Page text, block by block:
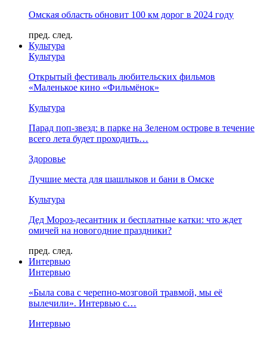
Омская область обновит 100 км дорог в 2024 году
пред. след.
Культура
Культура
Открытый фестиваль любительских фильмов
«Маленькое кино «Фильмёнок»
Культура
Парад поп-звезд: в парке на Зеленом острове в течение
всего лета будет проходить…
Здоровье
Лучшие места для шашлыков и бани в Омске
Культура
Дед Мороз-десантник и бесплатные катки: что ждет
омичей на новогодние праздники?
пред. след.
Интервью
Интервью
«Была сова с черепно-мозговой травмой, мы её
вылечили». Интервью с…
Интервью